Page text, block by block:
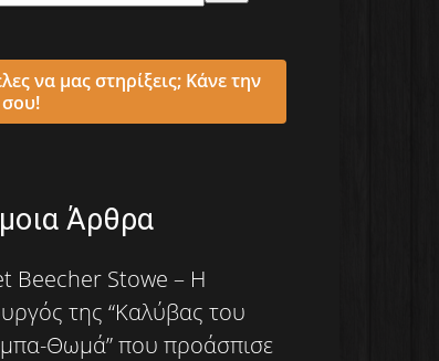
να μας στηρίξεις; Κάνε την
Άρθρα
Beecher Stowe – Η
της “Καλύβας του
Θωμά” που προάσπισε